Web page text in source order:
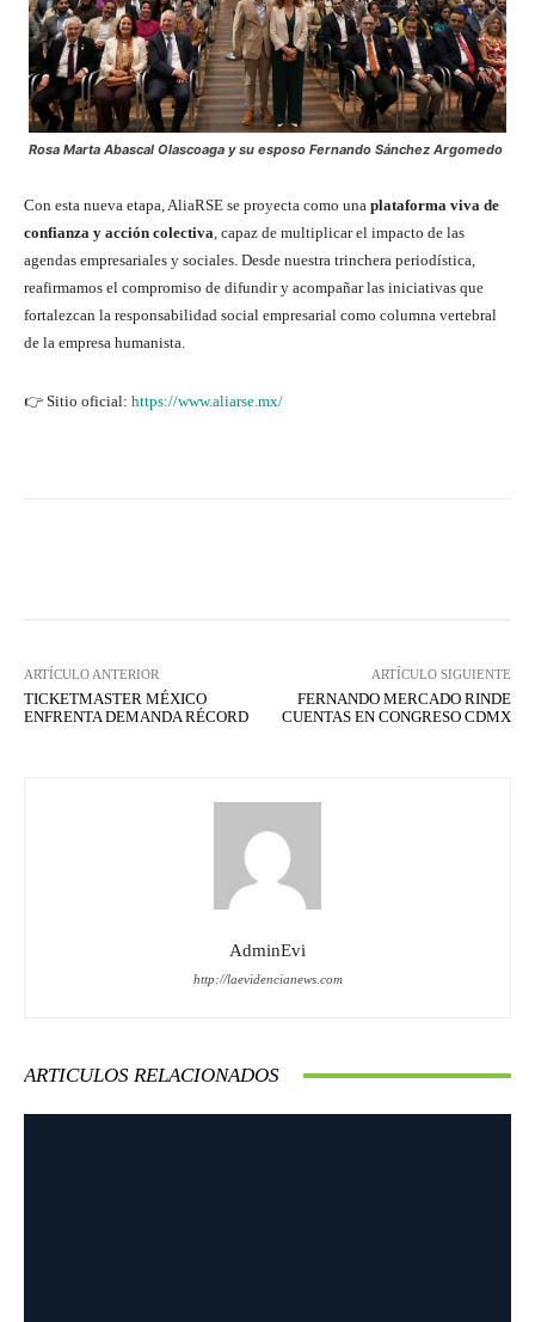
Rosa Marta Abascal Olascoaga y su esposo Fernando Sánchez Argomedo
Con esta nueva etapa, AliaRSE se proyecta como una plataforma viva de
confianza y acción colectiva, capaz de multiplicar el impacto de las
agendas empresariales y sociales. Desde nuestra trinchera periodística,
reafirmamos el compromiso de difundir y acompañar las iniciativas que
fortalezcan la responsabilidad social empresarial como columna vertebral
de la empresa humanista.
👉 Sitio oficial: https://www.aliarse.mx/
ARTÍCULO ANTERIOR
TICKETMASTER MÉXICO
ENFRENTA DEMANDA RÉCORD
ARTÍCULO SIGUIENTE
FERNANDO MERCADO RINDE
CUENTAS EN CONGRESO CDMX
AdminEvi
http://laevidencianews.com
ARTICULOS RELACIONADOS